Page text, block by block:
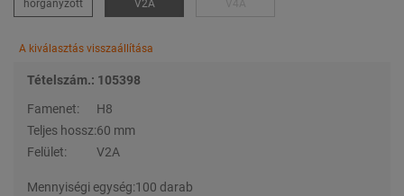
horganyzott V2A
A kiválasztás visszaállítása
Tételszám.: 105398
Famenet:
H8
Teljes hossz:60 mm
Felület:
V2A
Mennyiségi egység:100 darab